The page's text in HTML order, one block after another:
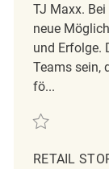
TJ Maxx.
neue
und Erfolge.
Teams sein,
fö...
Retten Part-
RETAIL